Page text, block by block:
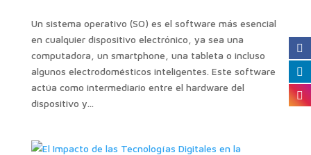
Un sistema operativo (SO) es el software más esencial
en cualquier dispositivo electrónico, ya sea una
computadora, un smartphone, una tableta o incluso
algunos electrodomésticos inteligentes. Este software
actúa como intermediario entre el hardware del
dispositivo y...